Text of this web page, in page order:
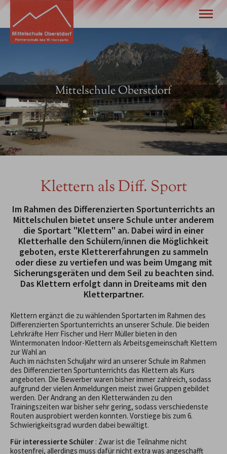
Unsere Schule
Schulleben
Termine
Tel.08322 940 630
Mittelschule Oberstdorf
Klettern als Diff. Sport
Im Rahmen des Differenzierten Sportunterrichts an
Mittelschulen bietet unsere Schule unter anderem
die Sportart "Klettern" an. Dabei wird in einer
Kletterhalle den Schülern/innen die Möglichkeit
geboten, erste Klettererfahrungen zu sammeln
oder diese zu vertiefen und was beim Umgang mit
Sicherungsgeräten und dem Seil zu beachten sind.
Das Klettern erfolgt dann in Dreiteams mit den
Kletterpartner.
Klettern ergänzt die zu wählenden Sportarten im Rahmen des
Differenzierten Sportunterrichts an unserer Schule. Die beiden
Lehrkräfte Herr Fischer und Herr Müller bieten in den
Wintermonaten Indoor-Klettern als Arbeitsgemeinschaft Klettern
zur Wahl an
Auch im nächsten Schuljahr wird an unserer Schule im Rahmen
des Differenzierten Sportunterrichts das Klettern als Kurs
angeboten. Die Bewerber waren bisher immer zahlreich, sodass
aufgrund der vielen Anmeldungen meist zwei Gruppen gebildet
werden. Der Andrang an den Kletterwänden zu den
Trainingszeiten war bisher sehr gering, sodass verschiedenste
Routen ausprobiert werden konnten. Vorstiege bis zum 6.
Schwierigkeitsgrad wurden dabei bewältigt.
Für interessierte Schüler : Zwar ist die Teilnahme nicht
kostenfrei, allerdings muss dafür nicht extra was angeschafft